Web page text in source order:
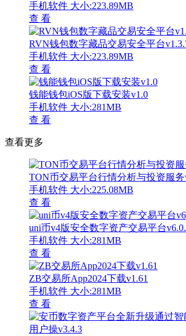
手机软件 大小:223.89MB
查 看
RVN钱包数字藏品交易安全平台
手机软件 大小:223.89MB
查 看
钱能钱包iOS版下载安装v1.0
手机软件 大小:281MB
查 看
查看更多
TON币交易平台行情分析与投资服务
手机软件 大小:225.08MB
查 看
uni币v4版安全数字资产交易平台
手机软件 大小:281MB
查 看
ZB交易所App2024下载v1.61
手机软件 大小:281MB
查 看